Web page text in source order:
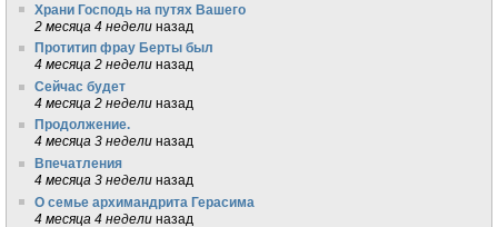
Храни Господь на путях Вашего
2 месяца 4 недели назад
Протитип фрау Берты был
4 месяца 2 недели назад
Сейчас будет
4 месяца 2 недели назад
Продолжение.
4 месяца 3 недели назад
Впечатления
4 месяца 3 недели назад
О семье архимандрита Герасима
4 месяца 4 недели назад